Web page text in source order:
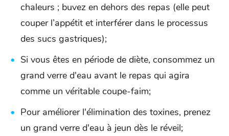
chaleurs ; buvez en dehors des repas (elle peut
couper l’appétit et interférer dans le processus
des sucs gastriques);
Si vous êtes en période de diète, consommez un
grand verre d'eau avant le repas qui agira
comme un véritable coupe-faim;
Pour améliorer l'élimination des toxines, prenez
un grand verre d'eau à jeun dès le réveil;